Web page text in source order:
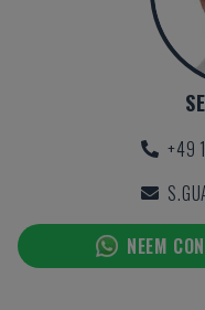
+49
NEEM